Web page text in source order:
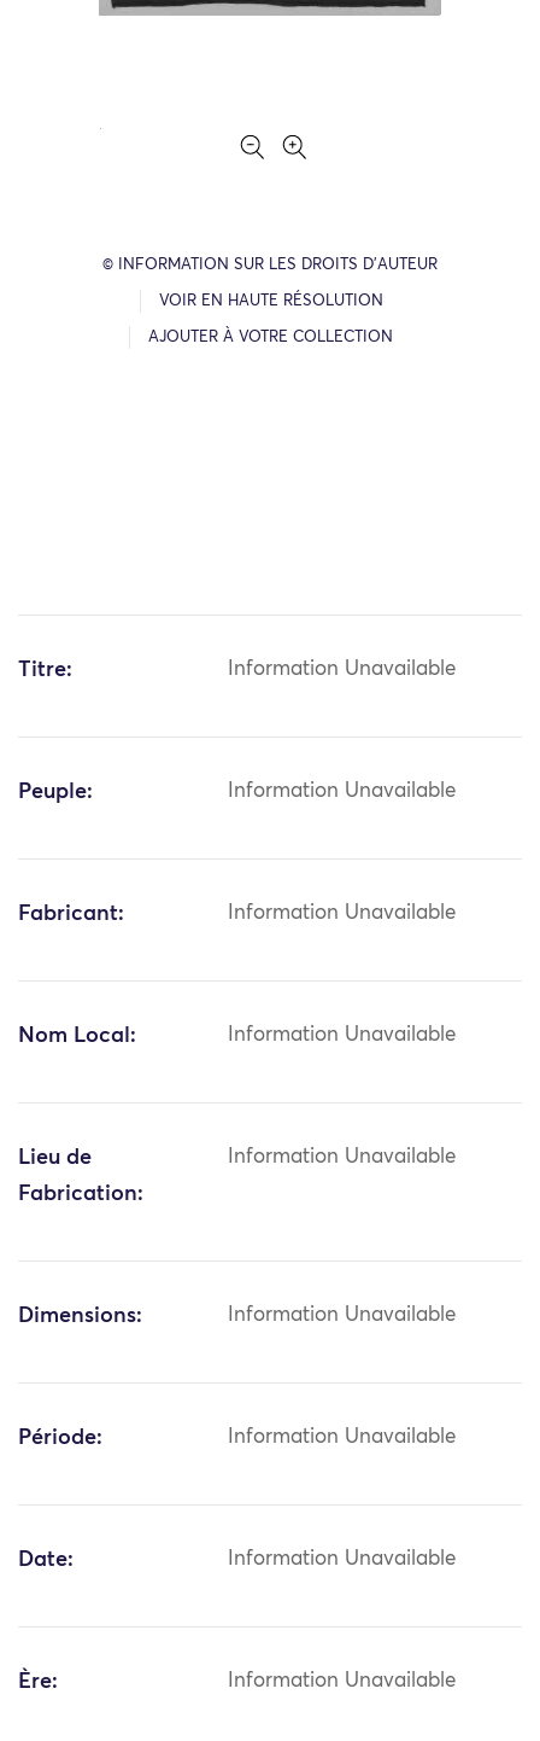
© INFORMATION SUR LES DROITS D’AUTEUR
VOIR EN HAUTE RÉSOLUTION
AJOUTER À VOTRE COLLECTION
Titre: Information Unavailable
Peuple: Information Unavailable
Fabricant: Information Unavailable
Nom Local: Information Unavailable
Lieu de
Fabrication:
Information Unavailable
Dimensions: Information Unavailable
Période: Information Unavailable
Date: Information Unavailable
Ère: Information Unavailable